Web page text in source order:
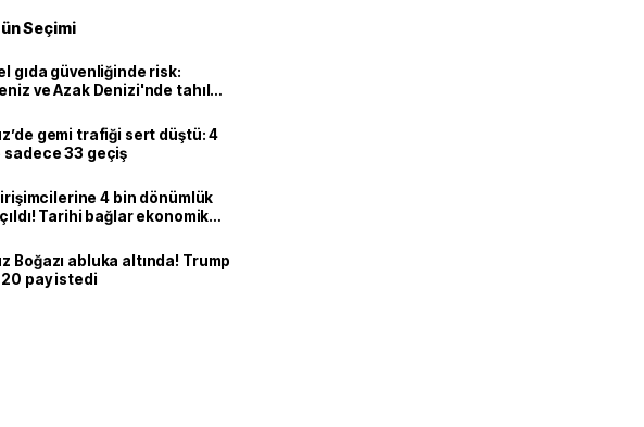
Seçimi
gıda güvenliğinde risk:
ve Azak Denizi'nde tahıl
gemi trafiği sert düştü: 4
sadece 33 geçiş
4 bin dönümlük
Tarihi bağlar ekonomik
Boğazı abluka altında! Trump
pay istedi